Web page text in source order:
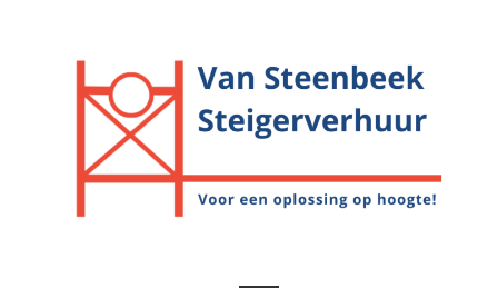
elementor
gdpr-
cookie-
wpforms
wordpress
google-
maps
facebook
linkedin
diversen